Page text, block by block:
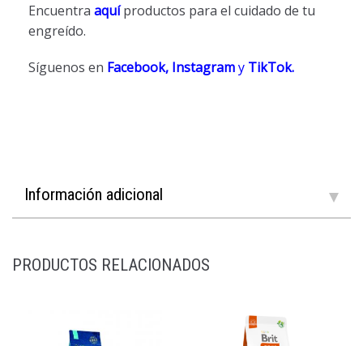
Encuentra aquí productos para el cuidado de tu
engreído.
Síguenos en Facebook, Instagramy TikTok.
Información adicional
PRODUCTOS RELACIONADOS